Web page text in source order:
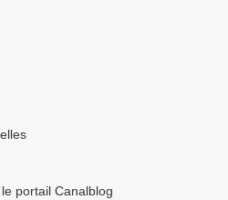
portail Canalblog